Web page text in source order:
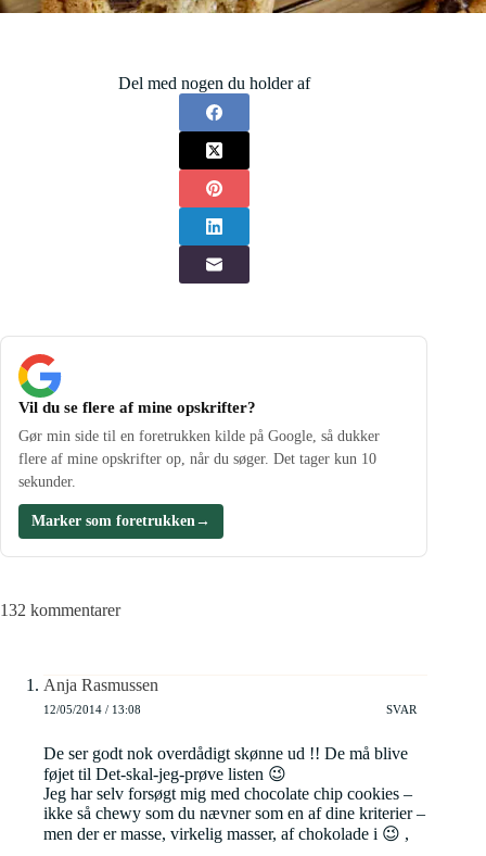
Del med nogen du holder af
Vil du se flere af mine opskrifter?
Gør min side til en foretrukken kilde på Google, så dukker
flere af mine opskrifter op, når du søger. Det tager kun 10
sekunder.
Marker som foretrukken→
132 kommentarer
Anja Rasmussen
12/05/2014 / 13:08 SVAR
De ser godt nok overdådigt skønne ud !! De må blive
føjet til Det-skal-jeg-prøve listen 😉
Jeg har selv forsøgt mig med chocolate chip cookies –
ikke så chewy som du nævner som en af dine kriterier –
men der er masse, virkelig masser, af chokolade i 😉 ,